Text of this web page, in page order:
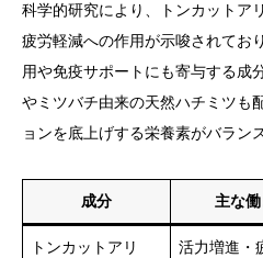
科学的研究により、トンカットア
疲労軽減への作用が示唆されてお
用や免疫サポートにも寄与する成
やミツバチ由来の天然ハチミツも
ョンを底上げする栄養素がバラン
成分 主な働
トンカットアリ 活力増進・